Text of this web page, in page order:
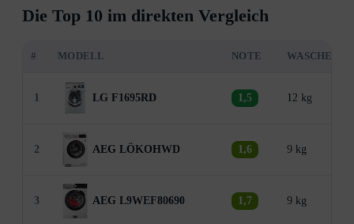
Die Top 10 im direkten Vergleich
# MODELL NOTE WASCHEN
1 LG F1695RD 1,5 12 kg
2 AEG LÖKOHWD 1,6 9 kg
3 AEG L9WEF80690 1,7 9 kg